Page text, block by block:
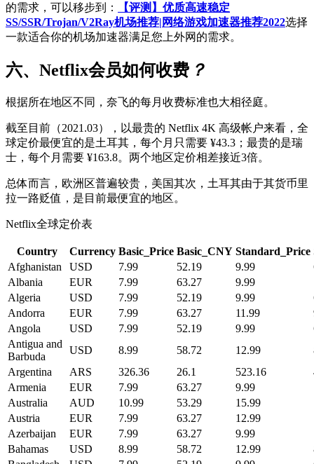
的需求，可以移步到：
【评测】优质高速稳定
SS/SSR/Trojan/V2Ray机场推荐|网络游戏加速器推荐2022选择
一款适合你的机场加速器满足您上外网的需求。
六、Netflix会员如何收费 ？
根据所在地区不同，奈飞的每月收费标准也大相径庭。
截至目前（2021.03），以最贵的 Netflix 4K 高级帐户来看，全
球定价最便宜的是土耳其，每个月只需要 ¥43.3；最贵的是瑞
士，每个月需要 ¥163.8。两个地区定价相差接近3倍。
总体而言，欧洲区普遍较贵，美国其次，土耳其由于其货币里
拉一路贬值，是目前最便宜的地区。
Netflix全球定价表
Country Currency Basic_Price Basic_CNY Standard_Price
Afghanistan
USD 7.99 52.19 9.99
Albania
EUR 7.99 63.27 9.99
Algeria
USD 7.99 52.19 9.99
Andorra
EUR 7.99 63.27 11.99
Angola
USD 7.99 52.19 9.99
Antigua and
Barbuda
USD 8.99 58.72 12.99
Argentina
ARS 326.36 26.1 523.16
Armenia
EUR 7.99 63.27 9.99
Australia
AUD 10.99 53.29 15.99
Austria
EUR 7.99 63.27 12.99
Azerbaijan
EUR 7.99 63.27 9.99
Bahamas
USD 8.99 58.72 12.99